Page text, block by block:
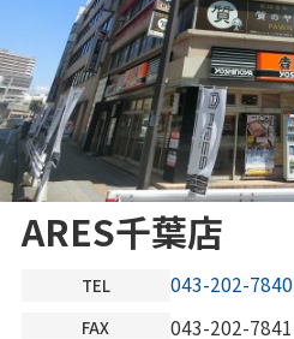
ARES千葉店
TEL 043-202-7840
FAX 043-202-7841